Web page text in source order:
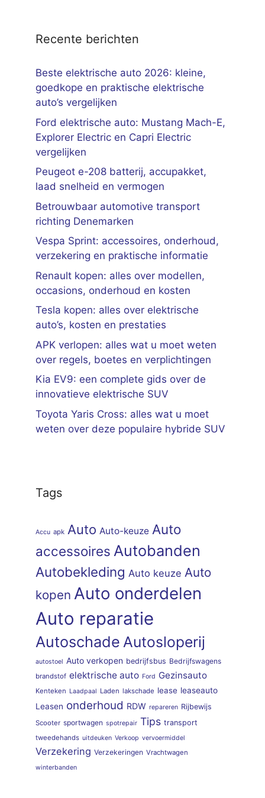
Recente berichten
Beste elektrische auto 2026: kleine,
goedkope en praktische elektrische
auto’s vergelijken
Ford elektrische auto: Mustang Mach-E,
Explorer Electric en Capri Electric
vergelijken
Peugeot e-208 batterij, accupakket,
laad snelheid en vermogen
Betrouwbaar automotive transport
richting Denemarken
Vespa Sprint: accessoires, onderhoud,
verzekering en praktische informatie
Renault kopen: alles over modellen,
occasions, onderhoud en kosten
Tesla kopen: alles over elektrische
auto’s, kosten en prestaties
APK verlopen: alles wat u moet weten
over regels, boetes en verplichtingen
Kia EV9: een complete gids over de
innovatieve elektrische SUV
Toyota Yaris Cross: alles wat u moet
weten over deze populaire hybride SUV
Tags
Accu apk Auto Auto-keuze Auto
accessoires Autobanden
Autobekleding Auto keuze Auto
kopen Auto onderdelen
Auto reparatie
Autoschade Autosloperij
autostoel Auto verkopen bedrijfsbus Bedrijfswagens
brandstof elektrische auto Ford Gezinsauto
Kenteken Laadpaal Laden lakschade lease leaseauto
Leasen onderhoud RDW repareren Rijbewijs
Scooter sportwagen spotrepair Tips transport
tweedehands uitdeuken Verkoop vervoermiddel
Verzekering Verzekeringen Vrachtwagen
winterbanden